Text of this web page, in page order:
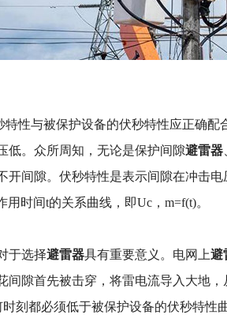
特性与被保护设备的伏秒特性应正确
低。众所周知，无论是保护间隙避雷器
开间隙。伏秒特性是表示间隙在冲击
用时间t的关系曲线，即Uc，m=f(t)。
于选择避雷器具有重要意义。电网上避
间隙首先被击穿，将雷电流导入大地
刻都必须低于被保护设备的伏秒特性